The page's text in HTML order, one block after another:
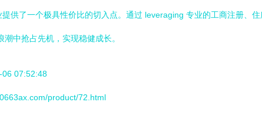
供了一个极具性价比的切入点。通过 leveraging 专业的工商注册、
中抢占先机，实现稳健成长。
06 07:52:48
product/72.html